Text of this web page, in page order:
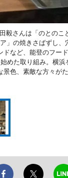
さんは「のとのこ
」の焼きさばずし
ドなど、能登のフ
めた取り組み。横
色、素敵な方々が